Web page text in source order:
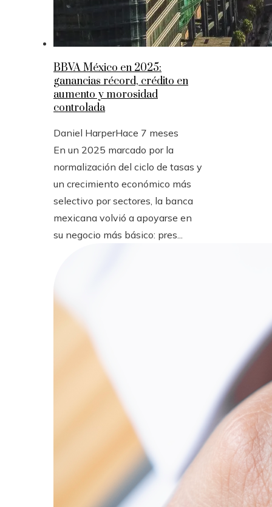
BBVA México en 2025:
ganancias récord, crédito en
aumento y morosidad
controlada
Daniel HarperHace 7 meses
En un 2025 marcado por la
normalización del ciclo de tasas y
un crecimiento económico más
selectivo por sectores, la banca
mexicana volvió a apoyarse en
su negocio más básico: pres...